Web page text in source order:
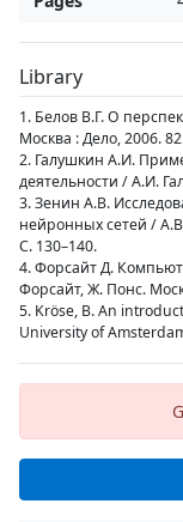
Library
1. Белов В.Г. О
Москва : Дело, 2006.
2. Галушкин А.И.
деятельности / А.И.
3. Зенин А.В.
нейронных сетей /
С. 130–140.
4. Форсайт Д.
Форсайт, Ж. Понс.
5. Kröse, B. An
University of